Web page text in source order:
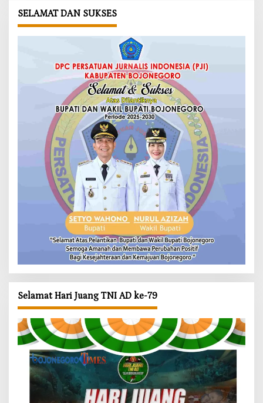
SELAMAT DAN SUKSES
Selamat Hari Juang TNI AD ke-79